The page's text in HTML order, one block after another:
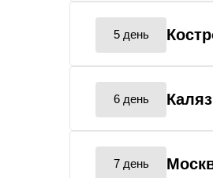
5 день
6 день
7 день